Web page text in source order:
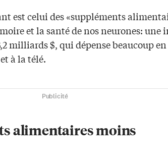
est celui des «suppléments
et la santé de nos neurones: une
milliards $, qui dépense beaucoup en
à la télé.
Publicité
alimentaires moins